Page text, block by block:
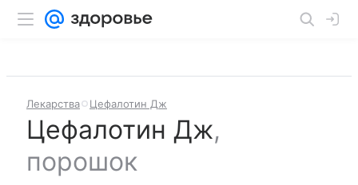
Лекарства Цефалотин Дж
Цефалотин Дж,
порошок